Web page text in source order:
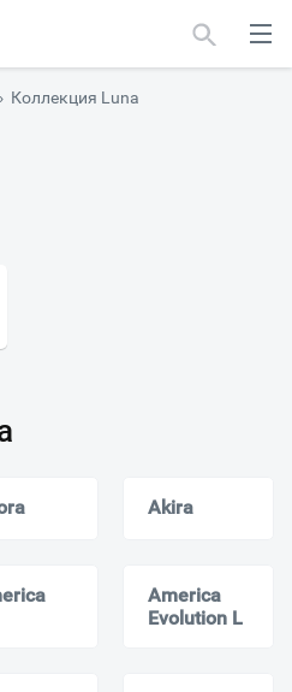
› Коллекция Luna
Akira
America
Evolution L